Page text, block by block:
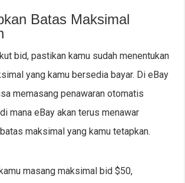
Batas Maksimal
bid, pastikan kamu sudah menentukan
yang kamu bersedia bayar. Di eBay
memasang penawaran otomatis
mana eBay akan terus menawar
maksimal yang kamu tetapkan.
masang maksimal bid $50,